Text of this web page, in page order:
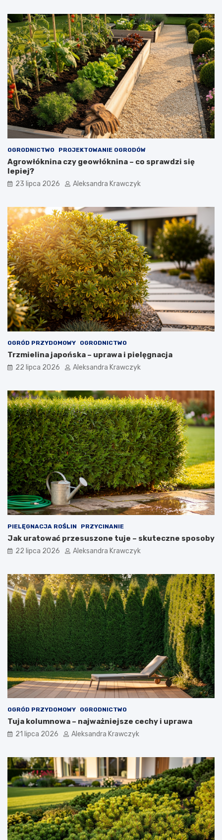
OGRODNICTWO PROJEKTOWANIE OGRODÓW
Agrowłóknina czy geowłóknina – co sprawdzi się
lepiej?
23 lipca 2026 Aleksandra Krawczyk
OGRÓD PRZYDOMOWY OGRODNICTWO
Trzmielina japońska – uprawa i pielęgnacja
22 lipca 2026 Aleksandra Krawczyk
PIELĘGNACJA ROŚLIN PRZYCINANIE
Jak uratować przesuszone tuje – skuteczne sposoby
22 lipca 2026 Aleksandra Krawczyk
OGRÓD PRZYDOMOWY OGRODNICTWO
Tuja kolumnowa – najważniejsze cechy i uprawa
21 lipca 2026 Aleksandra Krawczyk